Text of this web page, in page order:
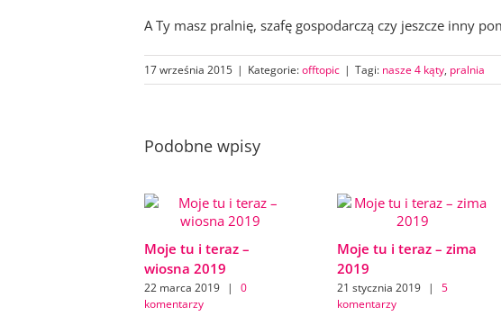
A Ty masz pralnię, szafę gospodarczą czy jeszcze inny
17 września 2015 | Kategorie:offtopic | Tagi: nasze 4 kąty, pralnia
Podobne wpisy
Moje tu i teraz –
wiosna 2019
22 marca 2019 |
0
komentarzy
Moje tu i teraz – zima
2019
21 stycznia 2019 |
5
komentarzy